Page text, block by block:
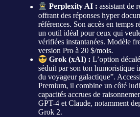
Perplexity AI : assistant de
offrant des réponses hyper
références. Son accès en temps
un outil idéal pour ceux qui
vérifiées instantanées. Modèle
version Pro à 20 $/mois.
Grok (xAI) : L’option
séduit par son ton humoristique
du voyageur galactique”.
Premium, il combine un côté
capacités accrues de
GPT-4 et Claude, notamment
Grok 2.